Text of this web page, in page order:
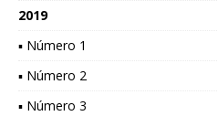
2019
▪ Número 1
▪ Número 2
▪ Número 3